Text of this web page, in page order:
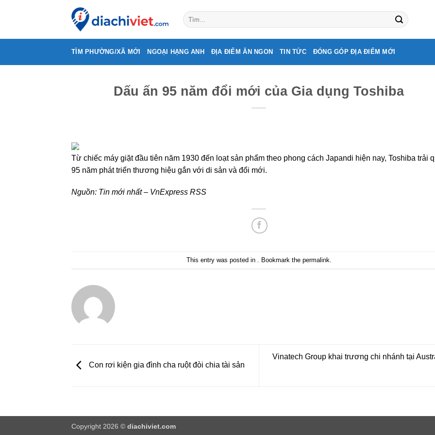
TÌM PHƯỜNG/XÃ MỚI NGOẠI HẠNG ANH ĐỊA ĐIỂM ĂN NGON TIN TỨC ĐÓNG GÓP ĐỊA ĐIỂM MỚI
Dấu ấn 95 năm đổi mới của Gia dụng Toshiba
Từ chiếc máy giặt đầu tiên năm 1930 đến loạt sản phẩm theo phong cách Japandi hiện nay, Toshiba trải
95 năm phát triển thương hiệu gắn với di sản và đổi mới.
Nguồn: Tin mới nhất – VnExpress RSS
This entry was posted in . Bookmark the permalink
Con rơi kiện gia đình cha ruột đòi chia tài sản
Vinatech Group khai trương chi nhánh tại
Copyright 2026 © diachiviet.com